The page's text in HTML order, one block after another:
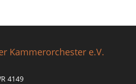
Kammerorchester e.V.
4149